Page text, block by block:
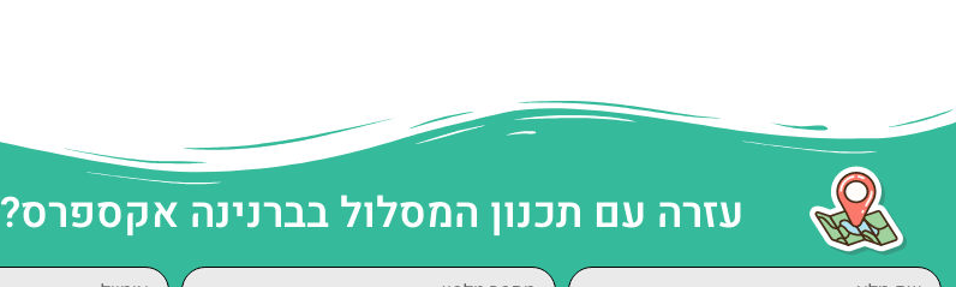
עזרה עם תכנון המסלול בברנינה אקספרס?